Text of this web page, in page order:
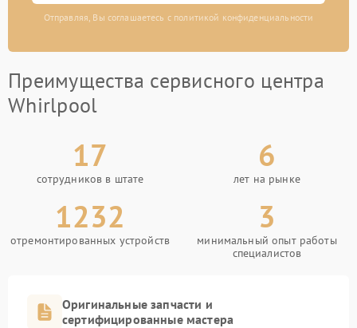
Отправляя, Вы соглашаетесь с политикой конфиденциальности
Преимущества сервисного центра
Whirlpool
17
сотрудников в штате
6
лет на рынке
1232
отремонтированных устройств
3
минимальный опыт работы
специалистов
Оригинальные запчасти и
сертифицированные мастера